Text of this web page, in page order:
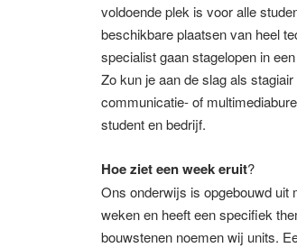
voldoende plek is voor alle
beschikbare plaatsen van heel
specialist gaan stagelopen in
Zo kun je aan de slag als
communicatie- of
student en bedrijf.
Hoe ziet een week eruit?
Ons onderwijs is opgebouwd uit
weken en heeft een specifiek
bouwstenen noemen wij units.